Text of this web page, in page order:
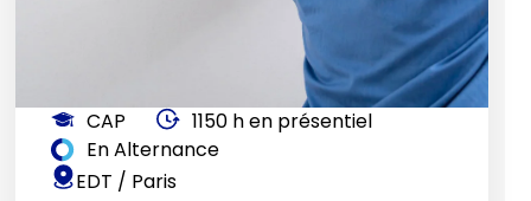
CAP
1150 h en présentiel
En Alternance
EDT / Paris